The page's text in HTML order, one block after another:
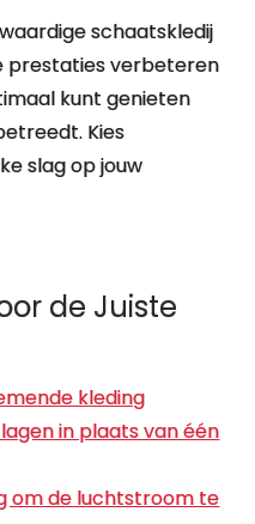
schaatskledij
prestaties verbeteren
kunt genieten
Kies
slag op jouw
de Juiste
kleding
in plaats van één
om de luchtstroom te